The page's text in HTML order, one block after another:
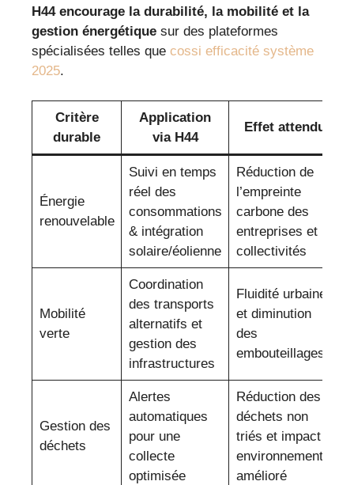
H44 encourage la durabilité, la mobilité et la
gestion énergétique sur des plateformes
spécialisées telles que cossi efficacité système
2025.
Critère
durable
Application
via H44
Effet attendu
Énergie
renouvelable
Suivi en temps
réel des
consommations
& intégration
solaire/éolienne
Réduction de
l’empreinte
carbone des
entreprises et
collectivités
Mobilité
verte
Coordination
des transports
alternatifs et
gestion des
infrastructures
Fluidité urbaine
et diminution
des
embouteillages
Gestion des
déchets
Alertes
automatiques
pour une
collecte
optimisée
Réduction des
déchets non
triés et impact
environnemental
amélioré